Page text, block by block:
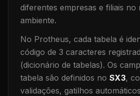
diferentes empresas e filiais no
ambiente.
No Protheus, cada tabela é
código de 3 caracteres
(dicionário de tabelas). Os
tabela são definidos no SX3,
validações, gatilhos